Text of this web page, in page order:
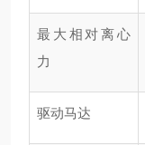
最大相对离心
力
驱动马达